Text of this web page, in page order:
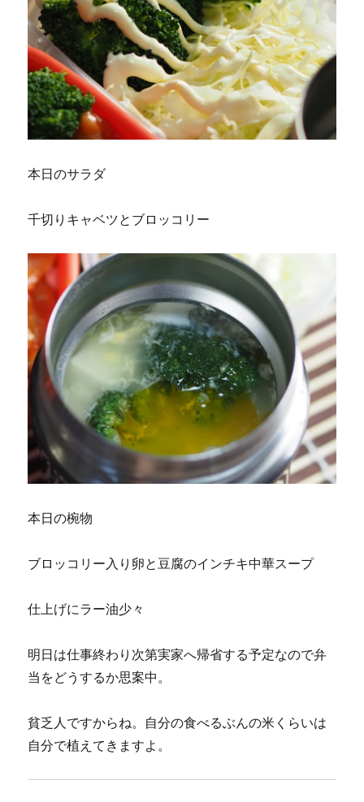
本日のサラダ
千切りキャベツとブロッコリー
本日の椀物
ブロッコリー入り卵と豆腐のインチキ中華スープ
仕上げにラー油少々
明日は仕事終わり次第実家へ帰省する予定なので弁
当をどうするか思案中。
貧乏人ですからね。自分の食べるぶんの米くらいは
自分で植えてきますよ。